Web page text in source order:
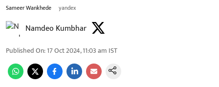
Sameer Wankhede yandex
Namdeo Kumbhar
Published On:17 Oct 2024, 11:03 am IST